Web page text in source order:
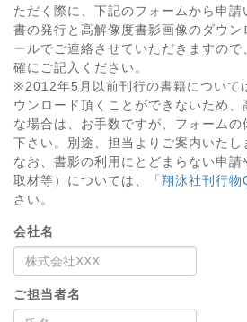
ただく際に、下記のフォームから申
書の発行と高解像度書影画像のダウン
ールでご連絡させていただきますの
確にご記入ください。
※2012年5月以前刊行の書籍について
ウンロード頂くことができないため
な場合は、お手数ですが、フォーム
下さい。別途、担当よりご案内いたし
なお、書影の利用にとどまらない申請
取材等）については、
「翔泳社刊行物
さい。
会社名
ご担当者名